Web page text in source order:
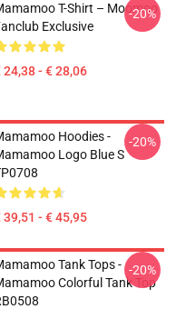
T-Shirt – Moomoo
Exclusive
24,38 - € 28,06
-20%
Hoodies -
Logo Blue S
39,51 - € 45,95
-20%
Tank Tops -
Colorful Tank Top
-20%